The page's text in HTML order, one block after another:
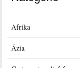
Afrika
Ázia